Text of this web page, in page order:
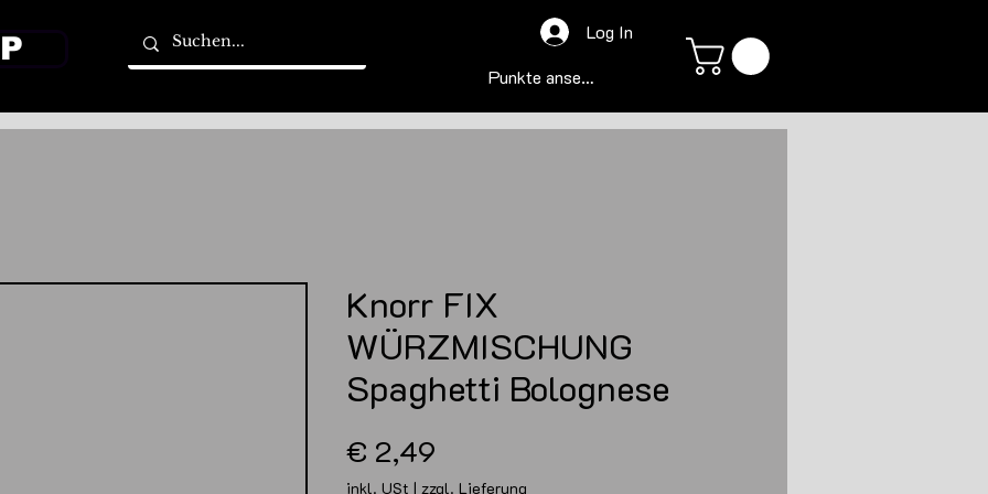
Log In
Punkte ansehen
Knorr FIX
WÜRZMISCHUNG
Spaghetti Bolognese
€ 2,49
inkl. USt | zzgl. Lieferung